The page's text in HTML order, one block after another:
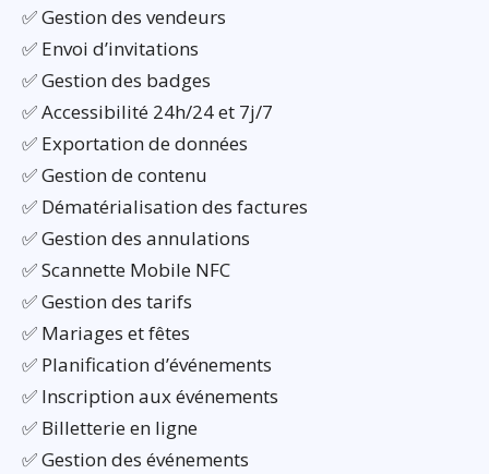
✅ Gestion des vendeurs
✅ Envoi d’invitations
✅ Gestion des badges
✅ Accessibilité 24h/24 et 7j/7
✅ Exportation de données
✅ Gestion de contenu
✅ Dématérialisation des factures
✅ Gestion des annulations
✅ Scannette Mobile NFC
✅ Gestion des tarifs
✅ Mariages et fêtes
✅ Planification d’événements
✅ Inscription aux événements
✅ Billetterie en ligne
✅ Gestion des événements